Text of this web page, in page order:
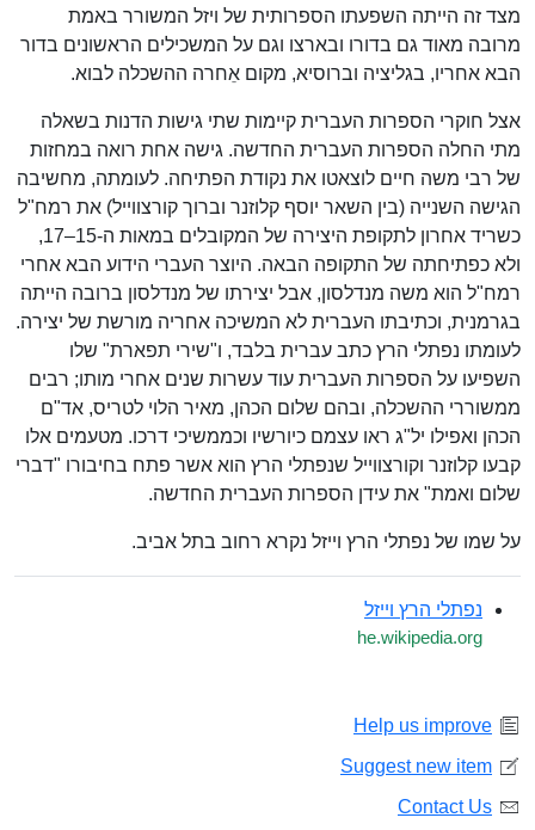
מצד זה הייתה השפעתו הספרותית של ויזל המשורר באמת
מרובה מאוד גם בדורו ובארצו וגם על המשכילים הראשונים בדור
הבא אחריו, בגליציה וברוסיא, מקום אֵחרה ההשכלה לבוא.
אצל חוקרי הספרות העברית קיימות שתי גישות הדנות בשאלה
מתי החלה הספרות העברית החדשה. גישה אחת רואה במחזות
של רבי משה חיים לוצאטו את נקודת הפתיחה. לעומתה, מחשיבה
הגישה השנייה (בין השאר יוסף קלוזנר וברוך קורצווייל) את רמח"ל
כשריד אחרון לתקופת היצירה של המקובלים במאות ה-15–17,
ולא כפתיחתה של התקופה הבאה. היוצר העברי הידוע הבא אחרי
רמח"ל הוא משה מנדלסון, אבל יצירתו של מנדלסון ברובה הייתה
בגרמנית, וכתיבתו העברית לא המשיכה אחריה מורשת של יצירה.
לעומתו נפתלי הרץ כתב עברית בלבד, ו"שירי תפארת" שלו
השפיעו על הספרות העברית עוד עשרות שנים אחרי מותו; רבים
ממשוררי ההשכלה, ובהם שלום הכהן, מאיר הלוי לטריס, אד"ם
הכהן ואפילו יל"ג ראו עצמם כיורשיו וכממשיכי דרכו. מטעמים אלו
קבעו קלוזנר וקורצווייל שנפתלי הרץ הוא אשר פתח בחיבורו "דברי
שלום ואמת" את עידן הספרות העברית החדשה.
על שמו של נפתלי הרץ וייזל נקרא רחוב בתל אביב.
נפתלי הרץ וייזל
he.wikipedia.org
Help us improve
Suggest new item
Contact Us